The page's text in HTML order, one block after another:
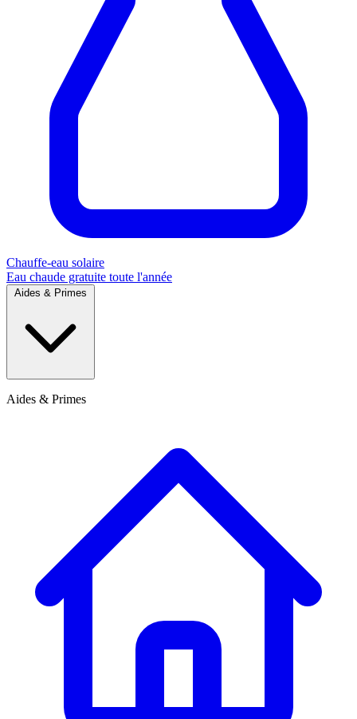
Chauffe-eau solaire
Eau chaude gratuite toute l'année
Aides & Primes